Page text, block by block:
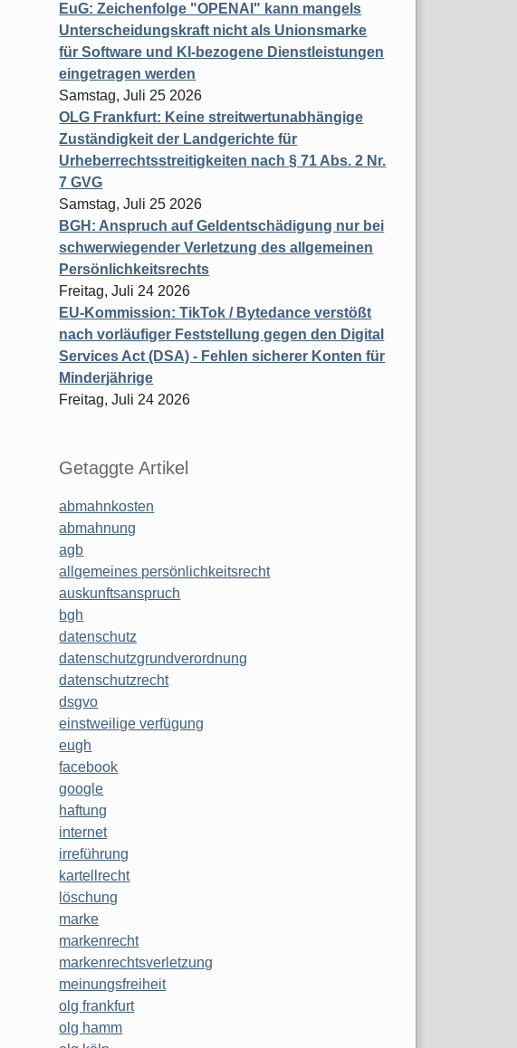
EuG: Zeichenfolge "OPENAI" kann mangels
Unterscheidungskraft nicht als Unionsmarke
für Software und KI-bezogene Dienstleistungen
eingetragen werden
Samstag, Juli 25 2026
OLG Frankfurt: Keine streitwertunabhängige
Zuständigkeit der Landgerichte für
Urheberrechtsstreitigkeiten nach § 71 Abs. 2 Nr.
7 GVG
Samstag, Juli 25 2026
BGH: Anspruch auf Geldentschädigung nur bei
schwerwiegender Verletzung des allgemeinen
Persönlichkeitsrechts
Freitag, Juli 24 2026
EU-Kommission: TikTok / Bytedance verstößt
nach vorläufiger Feststellung gegen den Digital
Services Act (DSA) - Fehlen sicherer Konten für
Minderjährige
Freitag, Juli 24 2026
Getaggte Artikel
abmahnkosten
abmahnung
agb
allgemeines persönlichkeitsrecht
auskunftsanspruch
bgh
datenschutz
datenschutzgrundverordnung
datenschutzrecht
dsgvo
einstweilige verfügung
eugh
facebook
google
haftung
internet
irreführung
kartellrecht
löschung
marke
markenrecht
markenrechtsverletzung
meinungsfreiheit
olg frankfurt
olg hamm